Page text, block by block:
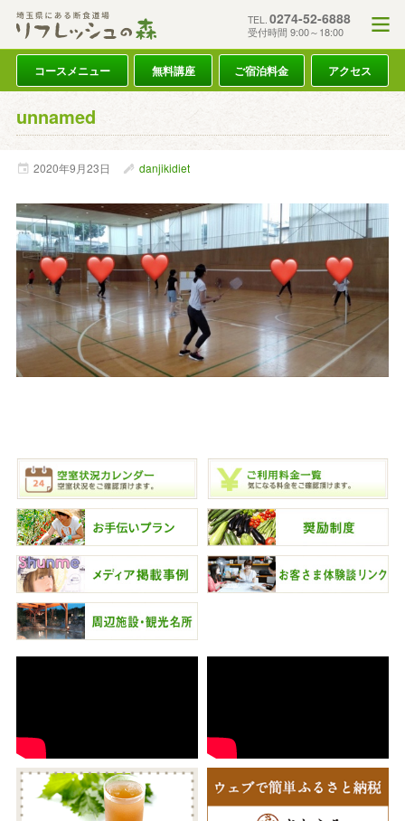
TEL. 0274-52-6888
受付時間 9:00～18:00
コースメニュー 無料講座 ご宿泊料金 アクセス
unnamed
2020年9月23日 danjikidiet